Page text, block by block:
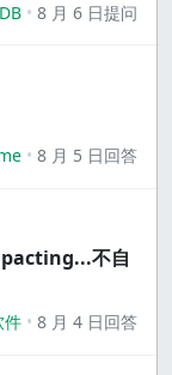
8 月 6 日提问
8 月 5 日回答
不自
件 8 月 4 日回答